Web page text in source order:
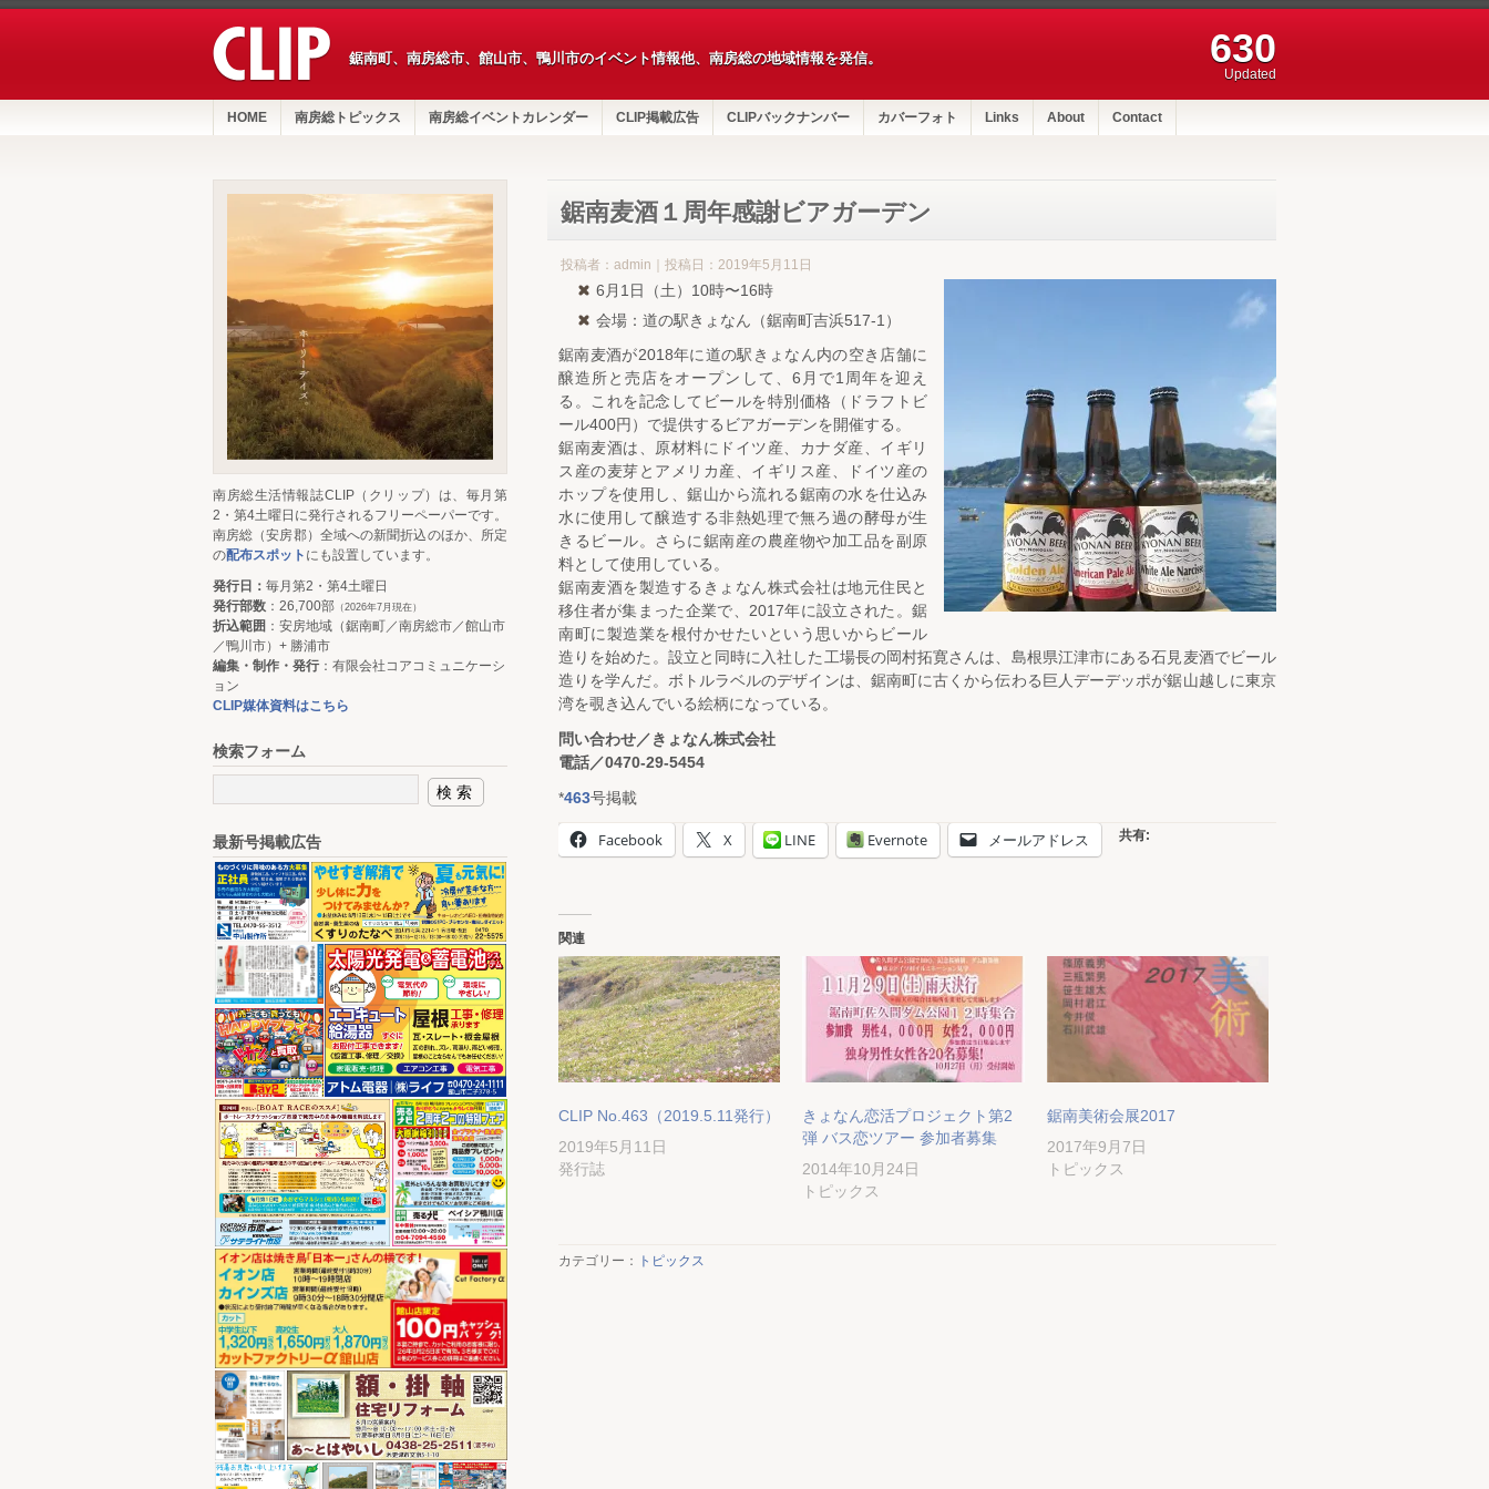
鋸南町、南房総市、館山市、鴨川市のイベント情報他、南房総の地域情報を発信。 630
Updated
HOME 南房総トピックス 南房総イベントカレンダー CLIP掲載広告 CLIPバックナンバー カバーフォト Links About Contact
鋸南麦酒１周年感謝ビアガーデン
投稿者：admin｜投稿日：2019年5月11日
6月1日（土）10時〜16時
会場：道の駅きょなん（鋸南町吉浜517-1）
鋸南麦酒が2018年に道の駅きょなん内の空き店舗に
醸造所と売店をオープンして、6月で1周年を迎え
る。これを記念してビールを特別価格（ドラフトビ
ール400円）で提供するビアガーデンを開催する。
鋸南麦酒は、原材料にドイツ産、カナダ産、イギリ
ス産の麦芽とアメリカ産、イギリス産、ドイツ産の
ホップを使用し、鋸山から流れる鋸南の水を仕込み
水に使用して醸造する非熱処理で無ろ過の酵母が生
きるビール。さらに鋸南産の農産物や加工品を副原
料として使用している。
鋸南麦酒を製造するきょなん株式会社は地元住民と
移住者が集まった企業で、2017年に設立された。鋸
南町に製造業を根付かせたいという思いからビール
造りを始めた。設立と同時に入社した工場長の岡村拓寛さんは、島根県江津市にある石見麦酒でビール
造りを学んだ。ボトルラベルのデザインは、鋸南町に古くから伝わる巨人デーデッポが鋸山越しに東京
湾を覗き込んでいる絵柄になっている。
問い合わせ／きょなん株式会社
電話／0470-29-5454
*463号掲載
共有:
Facebook X LINE Evernote メールアドレス
関連
CLIP No.463（2019.5.11発行）
2019年5月11日
発行誌
きょなん恋活プロジェクト第2
弾 バス恋ツアー 参加者募集
2014年10月24日
トピックス
鋸南美術会展2017
2017年9月7日
トピックス
カテゴリー： トピックス
南房総生活情報誌CLIP（クリップ）は、毎月第
2・第4土曜日に発行されるフリーペーパーです。
南房総（安房郡）全域への新聞折込のほか、所定
の配布スポット にも設置しています。
発行日： 毎月第2・第4土曜日
発行部数 ：26,700部 （2026年7月現在）
折込範囲 ：安房地域（鋸南町／南房総市／館山市
／鴨川市）+ 勝浦市
編集・制作・発行：有限会社コアコミュニケーシ
ョン
CLIP媒体資料はこちら
検索フォーム
最新号掲載広告